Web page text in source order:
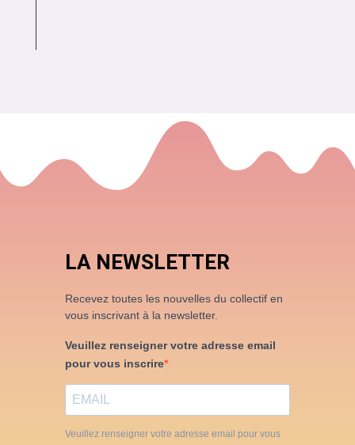
LA NEWSLETTER
Recevez toutes les nouvelles du collectif en
vous inscrivant à la newsletter.
Veuillez renseigner votre adresse email
pour vous inscrire
Veuillez renseigner votre adresse email pour vous